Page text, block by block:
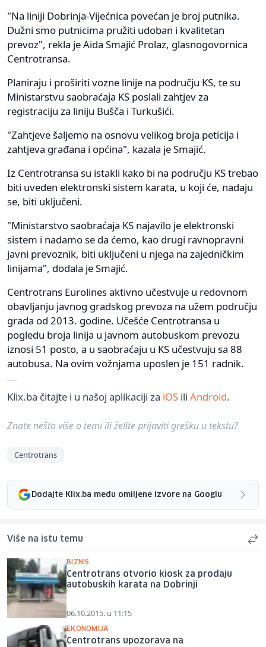
"Na liniji Dobrinja-Vijećnica povećan je broj putnika.
Dužni smo putnicima pružiti udoban i kvalitetan
prevoz", rekla je Aida Smajić Prolaz, glasnogovornica
Centrotransa.
Planiraju i proširiti vozne linije na području KS, te su
Ministarstvu saobraćaja KS poslali zahtjev za
registraciju za liniju Bušča i Turkušići.
"Zahtjeve šaljemo na osnovu velikog broja peticija i
zahtjeva građana i općina", kazala je Smajić.
Iz Centrotransa su istakli kako bi na području KS trebao
biti uveden elektronski sistem karata, u koji će, nadaju
se, biti uključeni.
"Ministarstvo saobraćaja KS najavilo je elektronski
sistem i nadamo se da ćemo, kao drugi ravnopravni
javni prevoznik, biti uključeni u njega na zajedničkim
linijama", dodala je Smajić.
Centrotrans Eurolines aktivno učestvuje u redovnom
obavljanju javnog gradskog prevoza na užem području
grada od 2013. godine. Učešće Centrotransa u
pogledu broja linija u javnom autobuskom prevozu
iznosi 51 posto, a u saobraćaju u KS učestvuju sa 88
autobusa. Na ovim vožnjama uposlen je 151 radnik.
Klix.ba čitajte i u našoj aplikaciji za iOS ili Android.
Znate nešto više o temi ili želite prijaviti grešku u tekstu?
Centrotrans
Dodajte Klix.ba među omiljene izvore na Googlu
Više na istu temu
BIZNIS
Centrotrans otvorio kiosk za prodaju
autobuskih karata na Dobrinji
06.10.2015. u 11:15
EKONOMIJA
Centrotrans upozorava na